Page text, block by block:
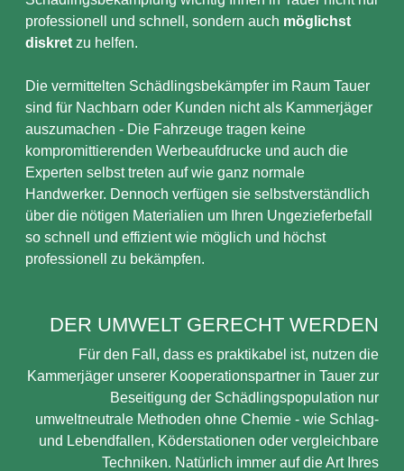
professionell und schnell, sondern auch möglichst
diskret zu helfen.
Die vermittelten Schädlingsbekämpfer im Raum Tauer
sind für Nachbarn oder Kunden nicht als Kammerjäger
auszumachen - Die Fahrzeuge tragen keine
kompromittierenden Werbeaufdrucke und auch die
Experten selbst treten auf wie ganz normale
Handwerker. Dennoch verfügen sie selbstverständlich
über die nötigen Materialien um Ihren Ungezieferbefall
so schnell und effizient wie möglich und höchst
professionell zu bekämpfen.
DER UMWELT GERECHT WERDEN
Für den Fall, dass es praktikabel ist, nutzen die
Kammerjäger unserer Kooperationspartner in Tauer zur
Beseitigung der Schädlingspopulation nur
umweltneutrale Methoden ohne Chemie - wie Schlag-
und Lebendfallen, Köderstationen oder vergleichbare
Techniken. Natürlich immer auf die Art Ihres